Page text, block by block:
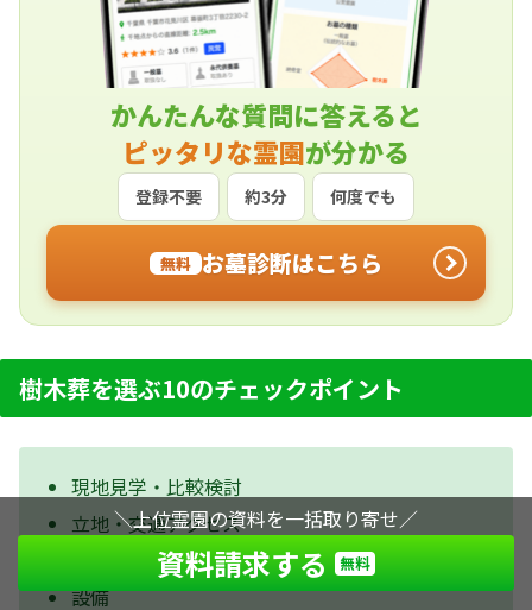
かんたんな質問に答えると
ピッタリな霊園が分かる
登録不要 約3分 何度でも
無料 お墓診断はこちら
樹木葬を選ぶ10のチェックポイント
現地見学・比較検討
立地・交通アクセス
費用
設備
＼上位霊園の資料を一括取り寄せ／
資料請求する 無料